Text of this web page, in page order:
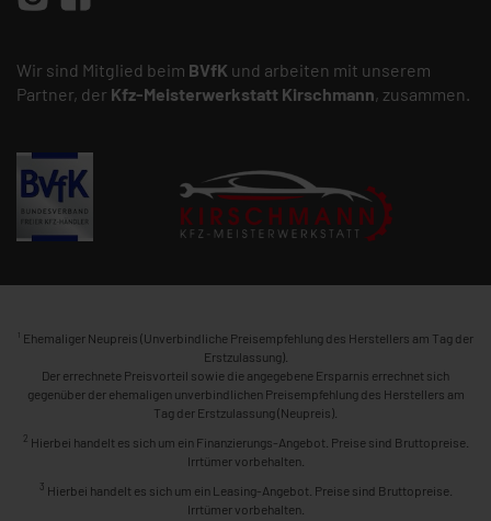
Wir sind Mitglied beim BVfK und arbeiten mit unserem
Partner, der Kfz-Meisterwerkstatt Kirschmann, zusammen.
1 Ehemaliger Neupreis (Unverbindliche Preisempfehlung des Herstellers am Tag der
Erstzulassung).
Der errechnete Preisvorteil sowie die angegebene Ersparnis errechnet sich
gegenüber der ehemaligen unverbindlichen Preisempfehlung des Herstellers am
Tag der Erstzulassung (Neupreis).
2 Hierbei handelt es sich um ein Finanzierungs-Angebot. Preise sind Bruttopreise.
Irrtümer vorbehalten.
3 Hierbei handelt es sich um ein Leasing-Angebot. Preise sind Bruttopreise.
Irrtümer vorbehalten.